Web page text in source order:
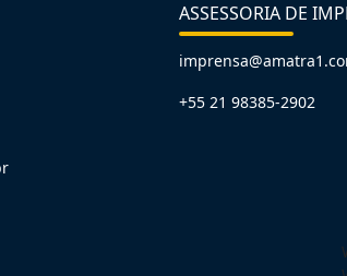
ASSESSORIA DE
+55 21 98385-2902